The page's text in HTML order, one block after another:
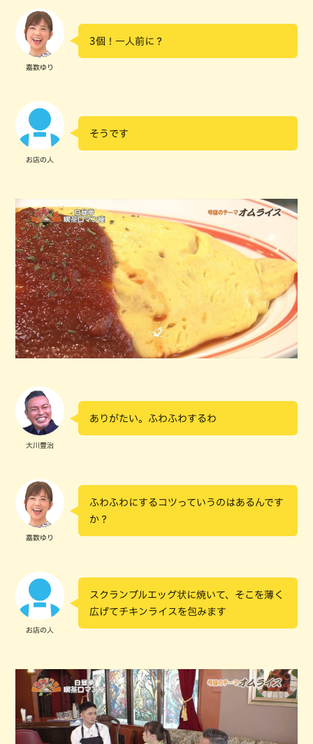
嘉数ゆり
3個！一人前に？
お店の人
そうです
大川豊治
ありがたい。ふわふわするわ
嘉数ゆり
ふわふわにするコツっていうのはあるんです
か？
お店の人
スクランブルエッグ状に焼いて、そこを薄く
広げてチキンライスを包みます